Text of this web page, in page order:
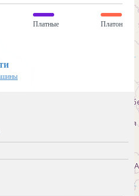
Платные Платон